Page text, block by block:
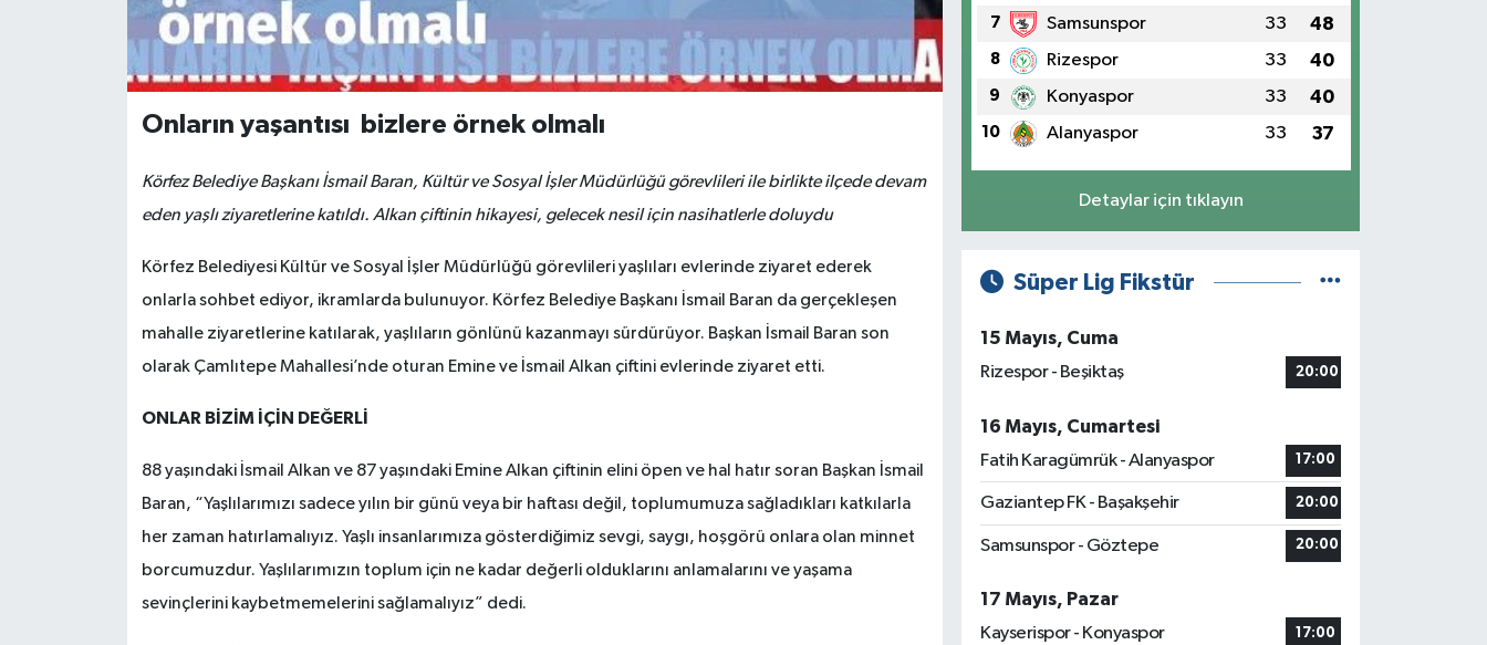
Onların yaşantısı bizlere örnek olmalı
Körfez Belediye Başkanı İsmail Baran, Kültür ve Sosyal İşler Müdürlüğü görevlileri ile birlikte ilçede devam
eden yaşlı ziyaretlerine katıldı. Alkan çiftinin hikayesi, gelecek nesil için nasihatlerle doluydu
Körfez Belediyesi Kültür ve Sosyal İşler Müdürlüğü görevlileri yaşlıları evlerinde ziyaret ederek
onlarla sohbet ediyor, ikramlarda bulunuyor. Körfez Belediye Başkanı İsmail Baran da gerçekleşen
mahalle ziyaretlerine katılarak, yaşlıların gönlünü kazanmayı sürdürüyor. Başkan İsmail Baran son
olarak Çamlıtepe Mahallesi’nde oturan Emine ve İsmail Alkan çiftini evlerinde ziyaret etti.
ONLAR BİZİM İÇİN DEĞERLİ
88 yaşındaki İsmail Alkan ve 87 yaşındaki Emine Alkan çiftinin elini öpen ve hal hatır soran Başkan İsmail
Baran, “Yaşlılarımızı sadece yılın bir günü veya bir haftası değil, toplumumuza sağladıkları katkılarla
her zaman hatırlamalıyız. Yaşlı insanlarımıza gösterdiğimiz sevgi, saygı, hoşgörü onlara olan minnet
borcumuzdur. Yaşlılarımızın toplum için ne kadar değerli olduklarını anlamalarını ve yaşama
sevinçlerini kaybetmemelerini sağlamalıyız” dedi.
7 Samsunspor 33 48
8 Rizespor 33 40
9 Konyaspor 33 40
10 Alanyaspor 33 37
Detaylar için tıklayın
Süper Lig Fikstür
15 Mayıs, Cuma
Rizespor - Beşiktaş
20:00
16 Mayıs, Cumartesi
Fatih Karagümrük - Alanyaspor
17:00
Gaziantep FK - Başakşehir 20:00
Samsunspor - Göztepe 20:00
17 Mayıs, Pazar
Kayserispor - Konyaspor
17:00